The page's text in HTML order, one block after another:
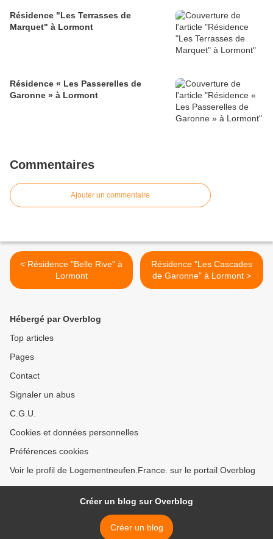
Résidence "Les Terrasses de
Marquet" à Lormont
Résidence « Les Passerelles de
Garonne » à Lormont
Commentaires
Ajouter un commentaire
< Résidence "Belle Rive" à
Lormont
Résidence "Les Cascades
de Garonne" à Lormont >
Hébergé par Overblog
Top articles
Pages
Contact
Signaler un abus
C.G.U.
Cookies et données personnelles
Préférences cookies
Voir le profil de Logementneufen.France. sur le portail Overblog
Créer un blog sur Overblog
Créer un blog